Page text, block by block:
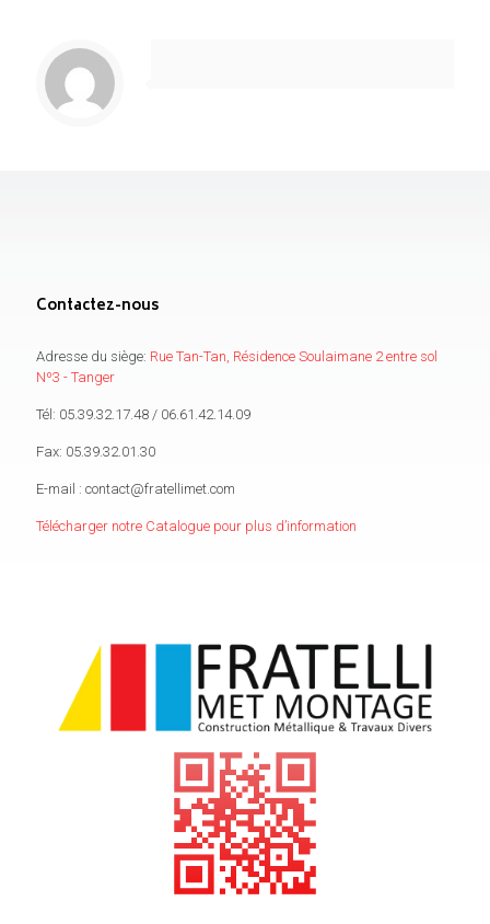
Contactez-nous
Adresse du siège: Rue Tan-Tan, Résidence Soulaimane 2 entre sol
Nº3 - Tanger
Tél: 05.39.32.17.48 / 06.61.42.14.09
Fax: 05.39.32.01.30
E-mail : contact@fratellimet.com
Télécharger notre Catalogue pour plus d’information